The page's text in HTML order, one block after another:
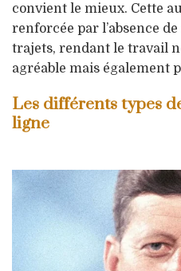
convient le mieux. Cette
renforcée par l’absence
trajets, rendant le travail
agréable mais également
Les différents types
ligne